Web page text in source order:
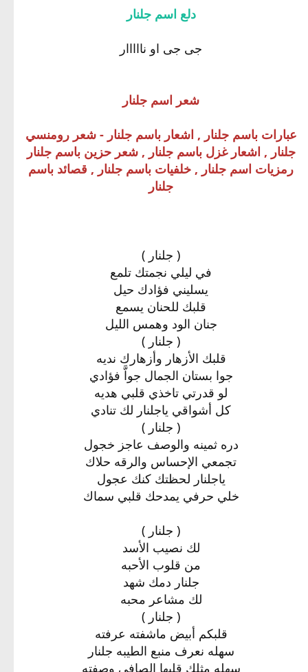
دلع اسم جلنار
جى جى او نااااار
شعر اسم جلنار
عبارات باسم جلنار , اشعار باسم جلنار - شعر رومنسي
جلنار , اشعار غزل باسم جلنار , شعر حزين باسم جلنار
رمزيات اسم جلنار , خلفيات باسم جلنار , قصائد باسم
جلنار
( جلنار )
في ليلي نجمتك تلمع
يسليني فؤادك حيل
قلبك للحنان يسمع
جنان الود وهمس الليل
( جلنار )
قلبك الأزهار وأزهارك نديه
جوا بستان الجمال جواَّ فؤادي
لو قدرتي تاخذي قلبي هديه
كل أشواقي ياجلنار لك تنادي
( جلنار )
دره ثمينه والوصف عاجز خجول
تجمعي الإحساس والرقه حلاك
ياجلنار لحظتك كنك عجول
خلي حرفي يمدحك قلبي سماك
( جلنار )
لك نصيب الأسد
من قلوب الأحبه
جلنار دمك شهد
لك مشاعر محبه
( جلنار )
قلبكم أبيض ماشفته عرفته
سهله نعرف منبع الطيبه جلنار
سهله مثلك قلبها الصافي وصفته